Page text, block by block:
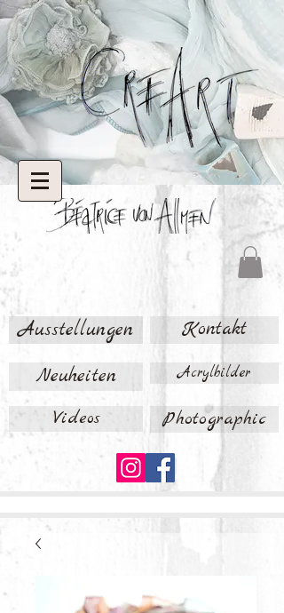
Ausstellungen Kontakt
Neuheiten Acrylbilder
Videos Photographic